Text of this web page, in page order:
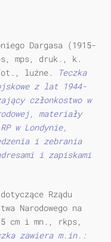
Dargasa (1915-
mps, druk., k.
luźne.
Teczka
z lat 1944-
członkostwo w
materiały
w Londynie,
i zebrania
i zapiskami
Rządu
Narodowego na
cm i mn., rkps,
zawiera m.in.: